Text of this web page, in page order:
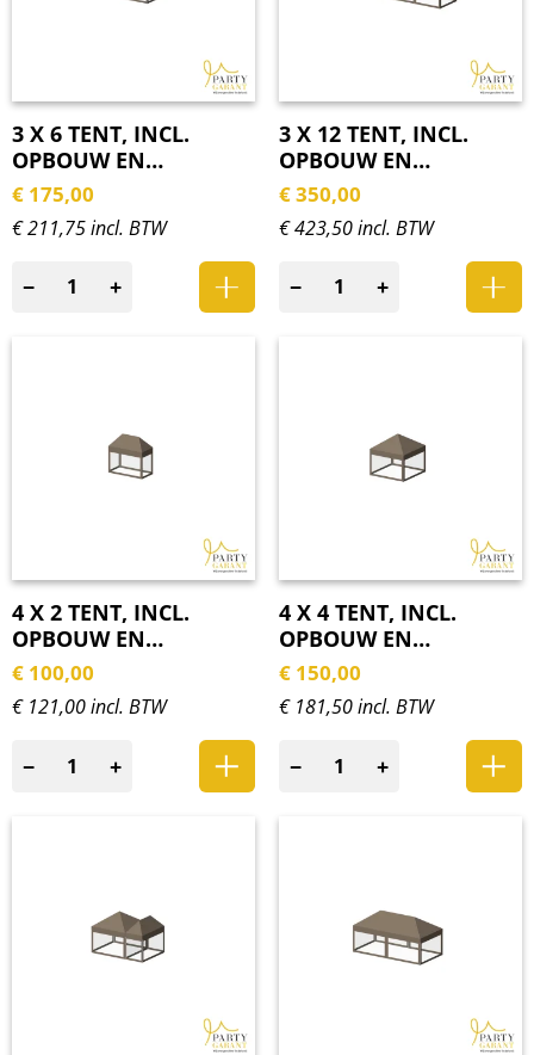
3 X 6 TENT, INCL.
OPBOUW EN
ZIJWANDEN
€ 175,00
€ 211,75 incl. BTW
− +
3 X 12 TENT, INCL.
OPBOUW EN
ZIJWANDEN
€350,00
€ 423,50 incl. BTW
− +
4 X 2 TENT, INCL.
OPBOUW EN
ZIJWANDEN
€ 100,00
€ 121,00 incl. BTW
− +
4 X 4 TENT, INCL.
OPBOUW EN
ZIJWANDEN
€ 150,00
€ 181,50 incl. BTW
− +